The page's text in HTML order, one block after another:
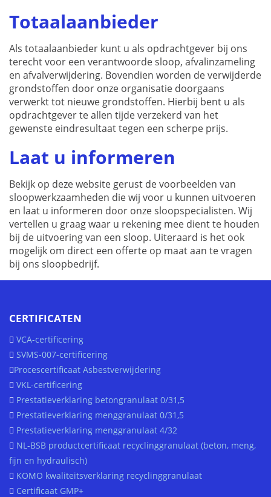
Totaalaanbieder
Als totaalaanbieder kunt u als opdrachtgever bij ons
terecht voor een verantwoorde sloop, afvalinzameling
en afvalverwijdering. Bovendien worden de verwijderde
grondstoffen door onze organisatie doorgaans
verwerkt tot nieuwe grondstoffen. Hierbij bent u als
opdrachtgever te allen tijde verzekerd van het
gewenste eindresultaat tegen een scherpe prijs.
Laat u informeren
Bekijk op deze website gerust de voorbeelden van
sloopwerkzaamheden die wij voor u kunnen uitvoeren
en laat u informeren door onze sloopspecialisten. Wij
vertellen u graag waar u rekening mee dient te houden
bij de uitvoering van een sloop. Uiteraard is het ook
mogelijk om direct een offerte op maat aan te vragen
bij ons sloopbedrijf.
CERTIFICATEN
VCA-certificering
SVMS-007-certificering
Procescertificaat Asbestverwijdering
VKL-certificering
Prestatieverklaring betongranulaat 0/31,5
Prestatieverklaring menggranulaat 0/31,5
Prestatieverklaring menggranulaat 4/32
NL-BSB productcertificaat recyclinggranulaat (beton, meng,
fijn en hydraulisch)
KOMO kwaliteitsverklaring recyclinggranulaat
Certificaat GMP+